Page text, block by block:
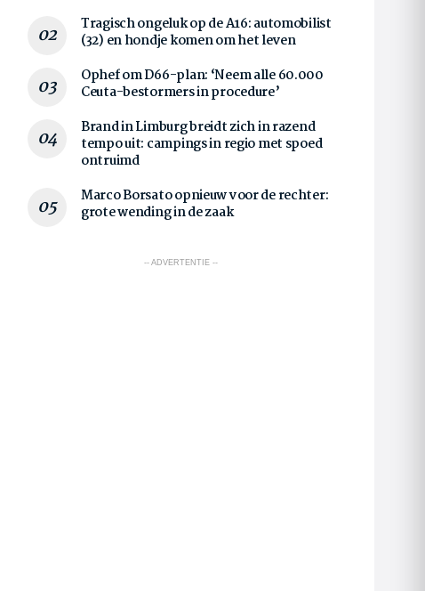
Tragisch ongeluk op de A16: automobilist
(32) en hondje komen om het leven
Ophef om D66-plan: ‘Neem alle 60.000
Ceuta-bestormers in procedure’
Brand in Limburg breidt zich in razend
tempo uit: campings in regio met spoed
ontruimd
Marco Borsato opnieuw voor de rechter:
grote wending in de zaak
-- ADVERTENTIE --